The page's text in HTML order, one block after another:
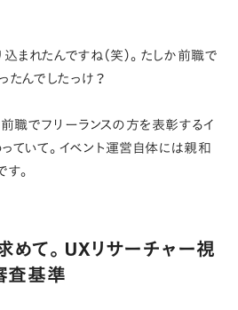
まれたんですね（笑）。たしか前職で
たんでしたっけ？
前職でフリーランスの方を表彰するイ
ていて。イベント運営自体には親和
。
めて。UXリサーチャー視
査基準